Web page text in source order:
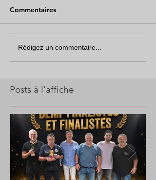
Commentaires
Rédigez un commentaire...
Posts à l'affiche